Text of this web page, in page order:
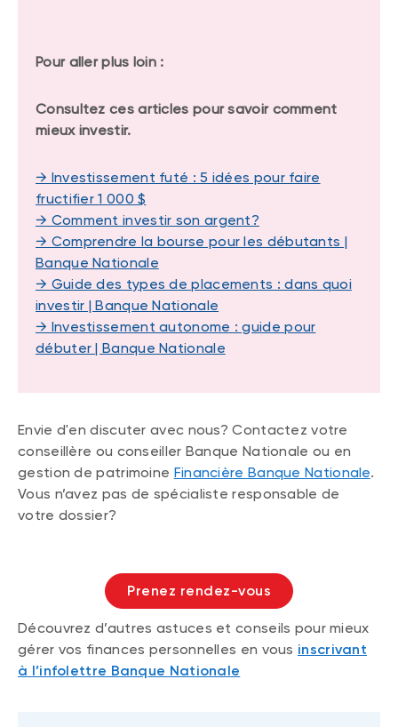
Pour aller plus loin :
Consultez ces articles pour savoir comment
mieux investir.
→ Investissement futé : 5 idées pour faire
fructifier 1 000 $
→ Comment investir son argent?
→ Comprendre la bourse pour les débutants |
Banque Nationale
→ Guide des types de placements : dans quoi
investir | Banque Nationale
→ Investissement autonome : guide pour
débuter | Banque Nationale
Envie d'en discuter avec nous? Contactez votre
conseillère ou conseiller Banque Nationale ou en
gestion de patrimoine Financière Banque Nationale.
Vous n’avez pas de spécialiste responsable de
votre dossier?
Prenez rendez-vous
Découvrez d’autres astuces et conseils pour mieux
gérer vos finances personnelles en vous inscrivant
à l’infolettre Banque Nationale